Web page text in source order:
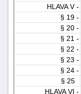
HLAVA V -
§ 19 -
§ 20 -
§ 21 -
§ 22 -
§ 23 -
§ 24 -
§ 25
HLAVA VI -